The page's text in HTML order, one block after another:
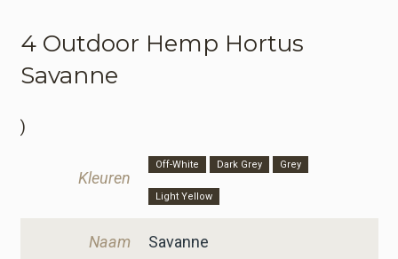
4 Outdoor Hemp Hortus
Savanne
)
Kleuren
Off-White Dark Grey Grey
Light Yellow
Naam Savanne